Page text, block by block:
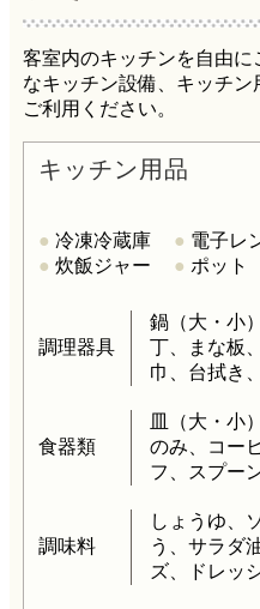
客室内のキッチンを自由
なキッチン設備、キッチ
ご利用ください。
キッチン用品
● 冷凍冷蔵庫 ● 電子レ
● 炊飯ジャー ● ポット
調理器具
鍋（大・小
丁、まな板
巾、台拭き
食器類
皿（大・小
のみ、コー
フ、スプー
調味料
しょうゆ、
う、サラダ
ズ、ドレッ